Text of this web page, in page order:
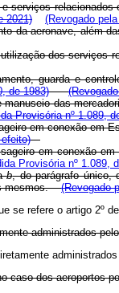
serviços
2021)
(Revogado
da aeronave,
dos serviços
guarda e
de 1983)
e manuseio das
Provisória nº 1.089,
em conexão
em conexão
Provisória nº 1.089,
b, do parágrafo único,
mesmos.(Revogado
se refere o artigo 2º
administrados
diretamente
caso dos aeroportos